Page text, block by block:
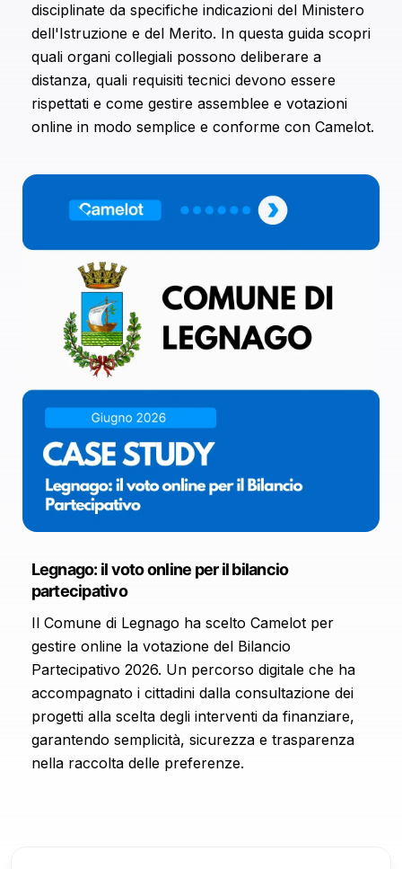
combinarle con altre informazioni che hai fornito loro o
che hanno raccolto dal tuo utilizzo dei loro servizi.
disciplinate da specifiche indicazioni del Ministero
dell'Istruzione e del Merito. In questa guida scopri
quali organi collegiali possono deliberare a
distanza, quali requisiti tecnici devono essere
rispettati e come gestire assemblee e votazioni
online in modo semplice e conforme con Camelot.
Legnago: il voto online per il bilancio
partecipativo
Il Comune di Legnago ha scelto Camelot per
gestire online la votazione del Bilancio
Partecipativo 2026. Un percorso digitale che ha
accompagnato i cittadini dalla consultazione dei
progetti alla scelta degli interventi da finanziare,
garantendo semplicità, sicurezza e trasparenza
nella raccolta delle preferenze.